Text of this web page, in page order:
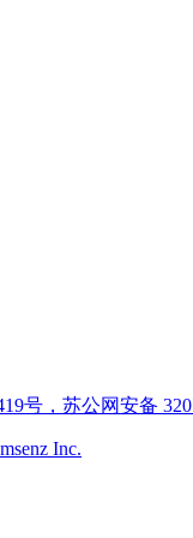
号，苏公网安备
Inc.